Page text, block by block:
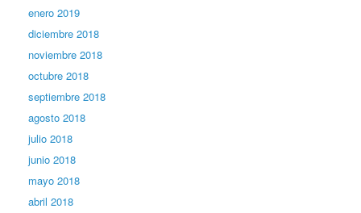
enero 2019
diciembre 2018
noviembre 2018
octubre 2018
septiembre 2018
agosto 2018
julio 2018
junio 2018
mayo 2018
abril 2018